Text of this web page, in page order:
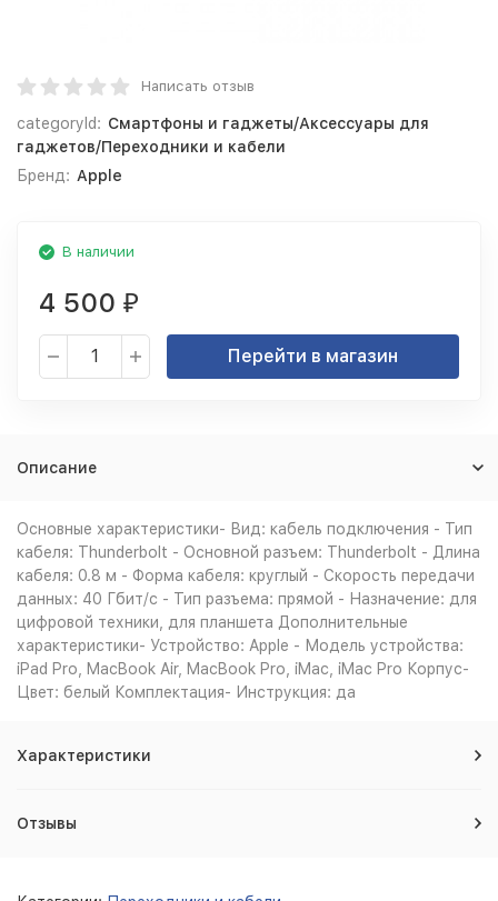
Написать отзыв
categoryId: Смартфоны и гаджеты/Аксессуары для
гаджетов/Переходники и кабели
Бренд: Apple
В наличии
4 500 ₽
Перейти в магазин
Описание
Основные характеристики- Вид: кабель подключения - Тип
кабеля: Thunderbolt - Основной разъем: Thunderbolt - Длина
кабеля: 0.8 м - Форма кабеля: круглый - Скорость передачи
данных: 40 Гбит/с - Тип разъема: прямой - Назначение: для
цифровой техники, для планшета Дополнительные
характеристики- Устройство: Apple - Модель устройства:
iPad Pro, MacBook Air, MacBook Pro, iMac, iMac Pro Корпус-
Цвет: белый Комплектация- Инструкция: да
Характеристики
Отзывы